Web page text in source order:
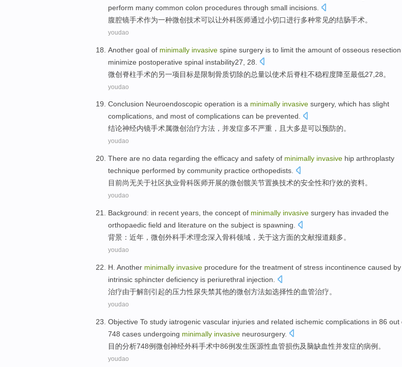
perform many common colon procedures through small incisions
腹腔镜手术作为一种微创技术可以让外科医师通过小切口进行多种常见的结肠手术。
youdao
Another goal of minimally invasive spine surgery is to limit the amount of osseous resection
minimize postoperative spinal instability27, 28.
微创脊柱手术的另一项目标是限制骨质切除的总量以使术后脊柱不稳程度降至最低27,28。
youdao
Conclusion Neuroendoscopic operation is a minimally invasive surgery, which has slight
complications, and most of complications can be prevented.
结论神经内镜手术属微创治疗方法， 并发症多不严重， 且 大多是可以预防的。
youdao
There are no data regarding the efficacy and safety of minimally invasive hip arthroplasty
technique performed by community practice orthopedists
目前尚无关于社区执业骨科医师开展的微创髋关节置换技术的安全性和疗效的资料。
youdao
Background: in recent years the concept of minimally invasive surgery has invaded the
orthopaedic field and literature on the subject is spawning
背景 ： 近年 ， 微创外科手术理念深入骨科领域 ， 关于这方面的文献报道颇多。
youdao
H. Another minimally invasive procedure for the treatment of stress incontinence caused by
intrinsic sphincter deficiency is periurethral injection.
治疗由于解剖 引起的压力性尿失禁其他的微创方法如选择性的血管治疗。
youdao
Objective To study iatrogenic vascular injuries and related ischemic complications in 86 out
748 cases undergoing minimally invasive neurosurgery.
目的分析748例微创神经外科手术中86例发生医源性血管损伤及脑缺血性并发症的病例。
youdao